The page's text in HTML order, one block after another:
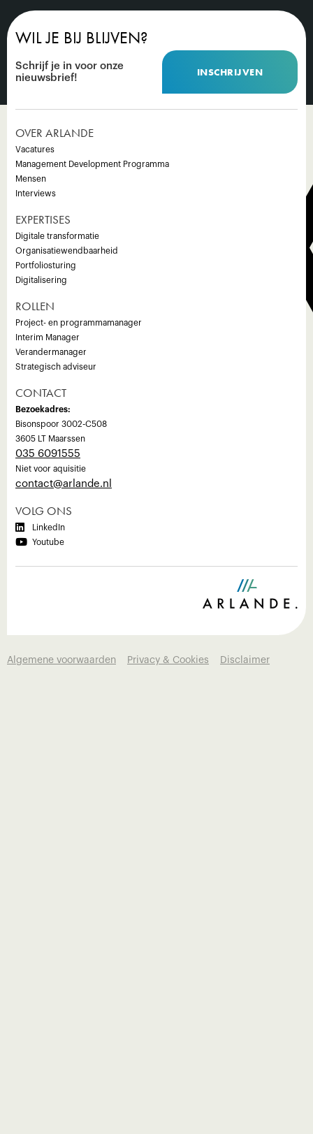
WIL JE BIJ BLIJVEN?
Schrijf je in voor onze
nieuwsbrief!
INSCHRIJVEN
OVER ARLANDE
Vacatures
Management Development Programma
Mensen
Interviews
EXPERTISES
Digitale transformatie
Organisatiewendbaarheid
Portfoliosturing
Digitalisering
ROLLEN
Project- en programmamanager
Interim Manager
Verandermanager
Strategisch adviseur
CONTACT
Bezoekadres:
Bisonspoor 3002-C508
3605 LT Maarssen
035 6091555
Niet voor aquisitie
‍contact@arlande.nl
VOLG ONS
 LinkedIn
 Youtube
Algemene voorwaarden Privacy & Cookies Disclaimer